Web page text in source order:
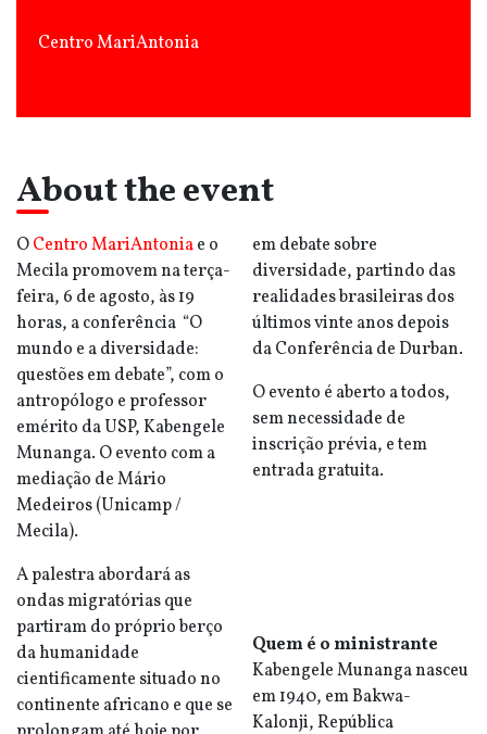
Centro MariAntonia
About the event
OCentro MariAntoniae o
Mecila promovem na terça-
feira, 6 de agosto, às 19
horas, a conferência “O
mundo e a diversidade:
questões em debate”, com o
antropólogo e professor
emérito da USP, Kabengele
Munanga. O evento com a
mediação de Mário
Medeiros (Unicamp /
Mecila).
A palestra abordará as
ondas migratórias que
partiram do próprio berço
da humanidade
cientificamente situado no
continente africano e que se
em debate sobre
diversidade, partindo das
realidades brasileiras dos
últimos vinte anos depois
da Conferência de Durban.
O evento é aberto a todos,
sem necessidade de
inscrição prévia, e tem
entrada gratuita.
Quem é o ministrante
Kabengele Munanga nasceu
em 1940, em Bakwa-
Kalonji, República